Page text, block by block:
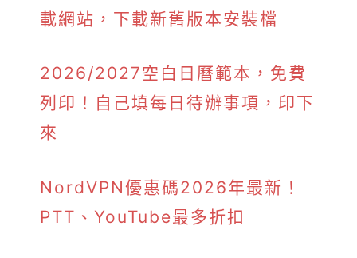
載網站，下載新舊版本安裝檔
2026/2027空白日曆範本，免費
列印！自己填每日待辦事項，印下
來
NordVPN優惠碼2026年最新！
PTT、YouTube最多折扣